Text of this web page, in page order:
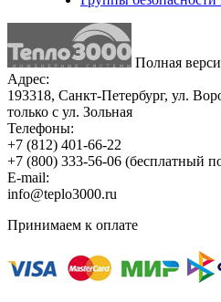
Полная
Адрес:
193318, Санкт-Петербург, ул.
только с ул. Зольная
Телефоны:
+7 (812) 401-66-22
+7 (800) 333-56-06 (бесплатный
E-mail:
info@teplo3000.ru
Принимаем к оплате